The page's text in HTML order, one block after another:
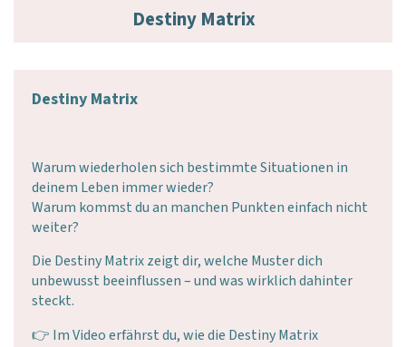
Destiny Matrix
Destiny Matrix
Warum wiederholen sich bestimmte Situationen in
deinem Leben immer wieder?
Warum kommst du an manchen Punkten einfach nicht
weiter?
Die Destiny Matrix zeigt dir, welche Muster dich
unbewusst beeinflussen – und was wirklich dahinter
steckt.
👉 Im Video erfährst du, wie die Destiny Matrix